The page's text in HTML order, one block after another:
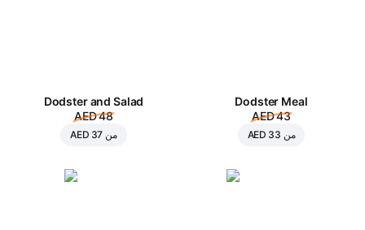
Dodster Meal
AED 43
من AED 33
Dodster and Salad
AED 48
من AED 37